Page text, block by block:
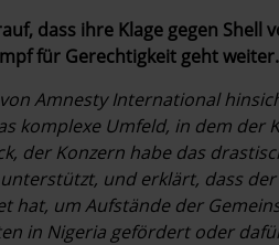
dass ihre Klage gegen Shell
für Gerechtigkeit geht weiter.
Amnesty International
komplexe Umfeld, in dem der
der Konzern habe das
und erklärt, dass
hat, um Aufstände der
in Nigeria gefördert oder